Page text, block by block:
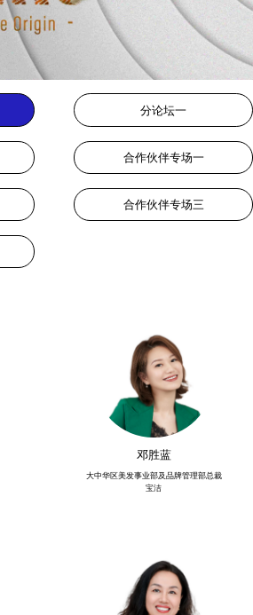
分论坛一
合作伙伴专场一
合作伙伴专场三
邓胜蓝
大中华区美发事业部及品牌管理部总裁
宝洁